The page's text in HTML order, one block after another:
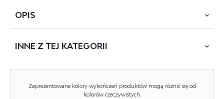
OPIS
wymiary: 72/57.6 cm, materiał: MDF laminowany, kolor:
Zaprezentowane kolory wykończeń produktów mogą różnić się od
kolorów rzeczywistych.
INNE Z TEJ KATEGORII